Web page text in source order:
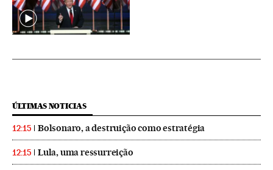
ÚLTIMAS NOTICIAS
12:15 Bolsonaro, a destruição como estratégia
12:15 Lula, uma ressurreição